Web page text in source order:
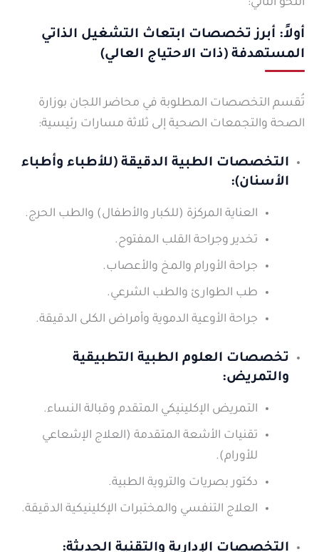
النحو التالي:
أولاً: أبرز تخصصات ابتعاث التشغيل الذاتي
المستهدفة (ذات الاحتياج العالي)
تُقسم التخصصات المطلوبة في محاضر اللجان بوزارة
الصحة والتجمعات الصحية إلى ثلاثة مسارات رئيسية:
التخصصات الطبية الدقيقة (للأطباء وأطباء
الأسنان):
العناية المركزة (للكبار والأطفال) والطب الحرج.
تخدير وجراحة القلب المفتوح.
جراحة الأورام والمخ والأعصاب.
طب الطوارئ والطب الشرعي.
جراحة الأوعية الدموية وأمراض الكلى الدقيقة.
تخصصات العلوم الطبية التطبيقية
والتمريض:
التمريض الإكلينيكي المتقدم وقبالة النساء.
تقنيات الأشعة المتقدمة (العلاج الإشعاعي
للأورام).
دكتور بصريات والتروية الطبية.
العلاج التنفسي والمختبرات الإكلينيكية الدقيقة.
التخصصات الإدارية والتقنية الحديثة: